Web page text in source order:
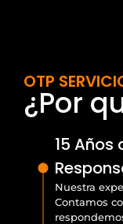
OTP
¿Por
15 Años
Nuestra
Contamos